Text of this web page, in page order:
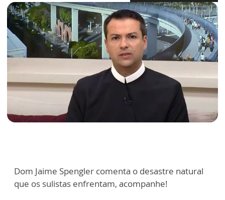
Dom Jaime Spengler comenta o desastre natural
que os sulistas enfrentam, acompanhe!